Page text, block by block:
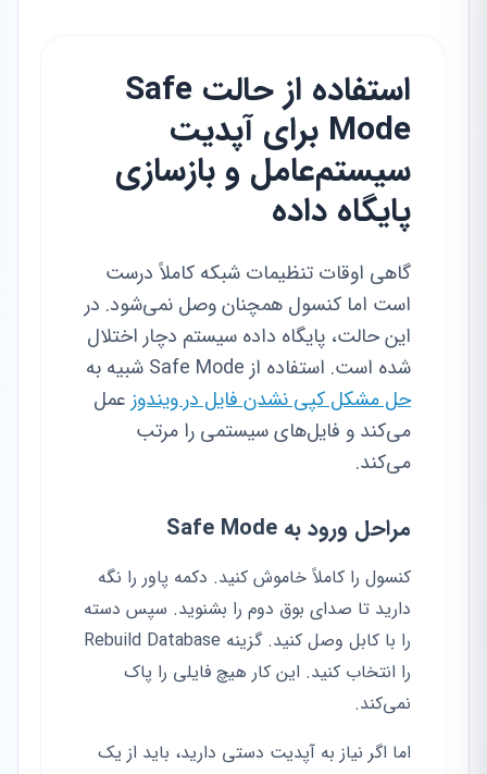
استفاده از حالت Safe
Mode برای آپدیت
سیستم‌عامل و بازسازی
پایگاه داده
گاهی اوقات تنظیمات شبکه کاملاً درست
است اما کنسول همچنان وصل نمی‌شود. در
این حالت، پایگاه داده سیستم دچار اختلال
شده است. استفاده از Safe Mode شبیه به
حل مشکل کپی نشدن فایل در ویندوز عمل
می‌کند و فایل‌های سیستمی را مرتب
می‌کند.
مراحل ورود به Safe Mode
کنسول را کاملاً خاموش کنید. دکمه پاور را نگه
دارید تا صدای بوق دوم را بشنوید. سپس دسته
را با کابل وصل کنید. گزینه Rebuild Database
را انتخاب کنید. این کار هیچ فایلی را پاک
نمی‌کند.
اما اگر نیاز به آپدیت دستی دارید، باید از یک